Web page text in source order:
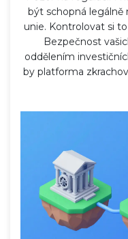
být schopná legálně
unie. Kontrolovat si
Bezpečnost
oddělením
by platforma